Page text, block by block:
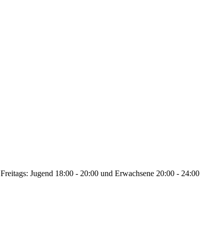
Freitags: Jugend 18:00 - 20:00 und Erwachsene 20:00 - 24:00